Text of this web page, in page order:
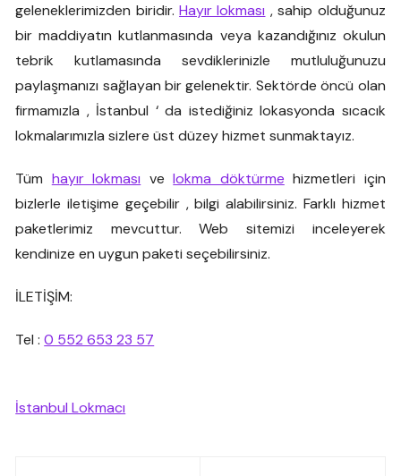
geleneklerimizden biridir.Hayır lokması , sahip olduğunuz
bir maddiyatın kutlanmasında veya kazandığınız okulun
tebrik kutlamasında sevdiklerinizle mutluluğunuzu
paylaşmanızı sağlayan bir gelenektir. Sektörde öncü olan
firmamızla , İstanbul ‘ da istediğiniz lokasyonda sıcacık
lokmalarımızla sizlere üst düzey hizmet sunmaktayız.
Tüm hayır lokması velokma döktürme hizmetleri için
bizlerle iletişime geçebilir , bilgi alabilirsiniz. Farklı hizmet
paketlerimiz mevcuttur. Web sitemizi inceleyerek
kendinize en uygun paketi seçebilirsiniz.
İLETİŞİM:
Tel :0 552 653 23 57
İstanbul Lokmacı